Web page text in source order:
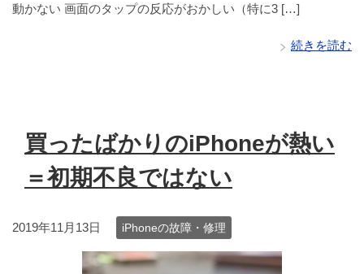
動かない 画面のタップの反応がおかしい（特に3 […]
続きを読む
買ったばかりのiPhoneが熱い
＝初期不良ではない
2019年11月13日 iPhoneの故障・修理